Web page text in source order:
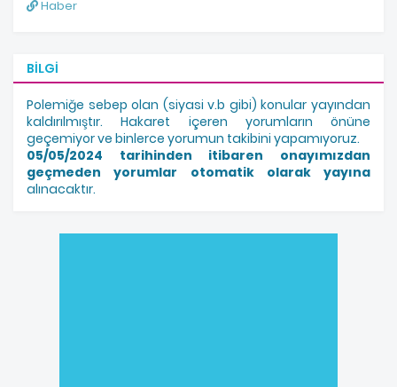
Haber
BILGI
Polemiğe sebep olan (siyasi v.b gibi) konular yayından
kaldırılmıştır. Hakaret içeren yorumların önüne
geçemiyor ve binlerce yorumun takibini yapamıyoruz.
05/05/2024 tarihinden itibaren onayımızdan
geçmeden yorumlar otomatik olarak yayına
alınacaktır.